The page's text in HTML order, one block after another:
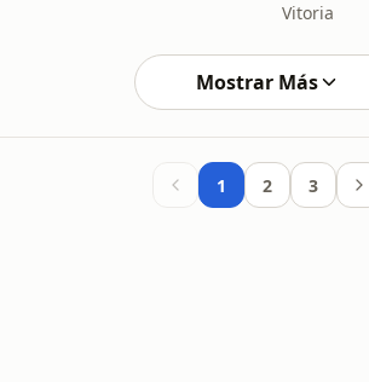
Vitoria
Mostrar Más
1 2 3